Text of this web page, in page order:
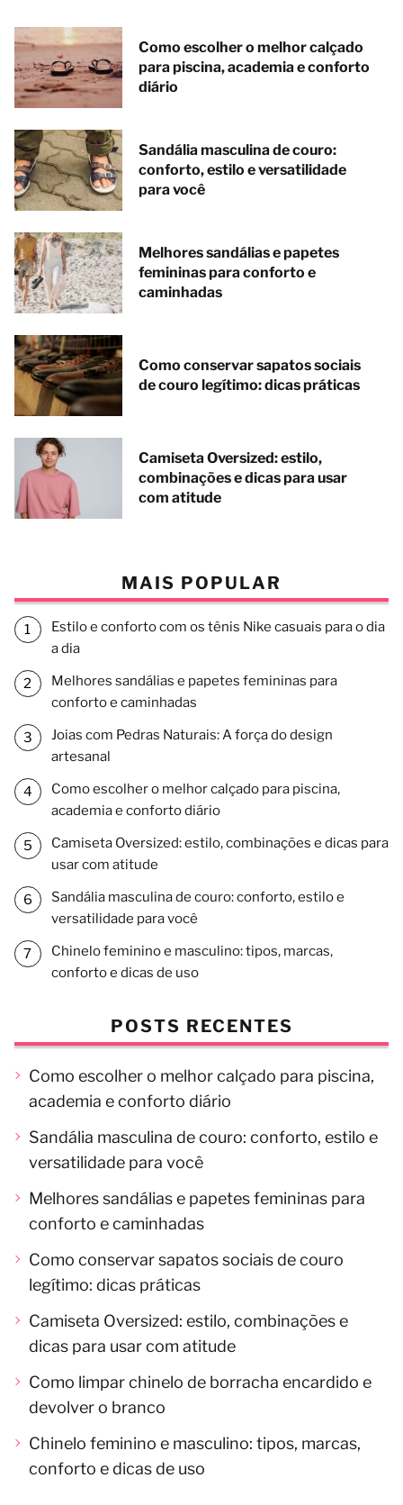
Como escolher o melhor calçado
para piscina, academia e conforto
diário
Sandália masculina de couro:
conforto, estilo e versatilidade
para você
Melhores sandálias e papetes
femininas para conforto e
caminhadas
Como conservar sapatos sociais
de couro legítimo: dicas práticas
Camiseta Oversized: estilo,
combinações e dicas para usar
com atitude
MAIS POPULAR
Estilo e conforto com os tênis Nike casuais para o dia
a dia
Melhores sandálias e papetes femininas para
conforto e caminhadas
Joias com Pedras Naturais: A força do design
artesanal
Como escolher o melhor calçado para piscina,
academia e conforto diário
Camiseta Oversized: estilo, combinações e dicas para
usar com atitude
Sandália masculina de couro: conforto, estilo e
versatilidade para você
Chinelo feminino e masculino: tipos, marcas,
conforto e dicas de uso
POSTS RECENTES
Como escolher o melhor calçado para piscina,
academia e conforto diário
Sandália masculina de couro: conforto, estilo e
versatilidade para você
Melhores sandálias e papetes femininas para
conforto e caminhadas
Como conservar sapatos sociais de couro
legítimo: dicas práticas
Camiseta Oversized: estilo, combinações e
dicas para usar com atitude
Como limpar chinelo de borracha encardido e
devolver o branco
Chinelo feminino e masculino: tipos, marcas,
conforto e dicas de uso